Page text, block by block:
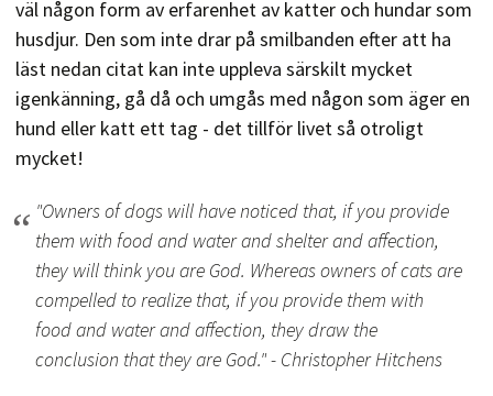
väl någon form av erfarenhet av katter och hundar som
husdjur. Den som inte drar på smilbanden efter att ha
läst nedan citat kan inte uppleva särskilt mycket
igenkänning, gå då och umgås med någon som äger en
hund eller katt ett tag - det tillför livet så otroligt
mycket!
"Owners of dogs will have noticed that, if you provide
them with food and water and shelter and affection,
they will think you are God. Whereas owners of cats are
compelled to realize that, if you provide them with
food and water and affection, they draw the
conclusion that they are God." - Christopher Hitchens